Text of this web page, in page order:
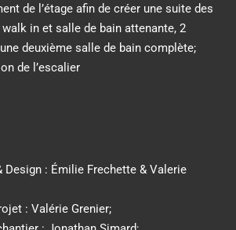
de l’étage afin de créer une suite des
in et salle de bain attenante, 2
deuxième salle de bain complète;
de l’escalier
Design : Émilie Frechette & Valerie
: Valérie Grenier;